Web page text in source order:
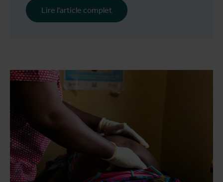
Lire l'article complet